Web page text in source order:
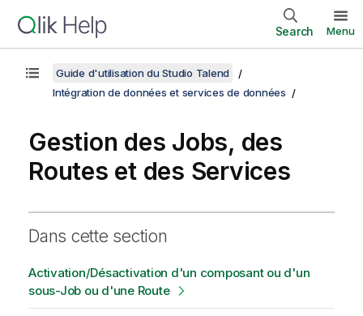
Search Menu
Guide d'utilisation du Studio Talend
Intégration de données et services de données
Gestion des Jobs, des
Routes et des Services
Dans cette section
Activation/Désactivation d'un composant ou d'un
sous-Job ou d'une Route